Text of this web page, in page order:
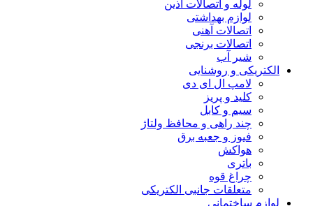
لوله و اتصالات آذین
لوازم بهداشتی
اتصالات آهنی
اتصالات برنجی
شیر آب
الکتریکی و روشنایی
لامپ ال ای دی
کلید و پریز
سیم و کابل
چند راهی و محافظ ولتاژ
فیوز و جعبه برق
هواکش
باتری
چراغ قوه
متعلقات جانبی الکتریکی
لوازم ساختمانی